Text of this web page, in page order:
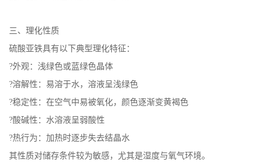
三、理化性质
硫酸亚铁具有以下典型理化特征：
?外观：浅绿色或蓝绿色晶体
?溶解性：易溶于水，溶液呈浅绿色
?稳定性：在空气中易被氧化，颜色逐渐变黄褐色
?酸碱性：水溶液呈弱酸性
?热行为：加热时逐步失去结晶水
其性质对储存条件较为敏感，尤其是湿度与氧气环境。